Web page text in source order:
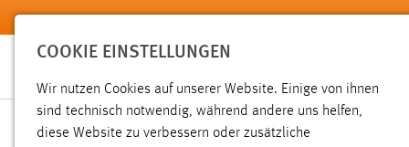
Zum Hauptinhalt springen
Sie sind hier:
Hochschule Services Online Services
COOKIE EINSTELLUNGEN
Wir nutzen Cookies auf unserer Website. Einige von ihnen
sind technisch notwendig, während andere uns helfen,
diese Website zu verbessern oder zusätzliche